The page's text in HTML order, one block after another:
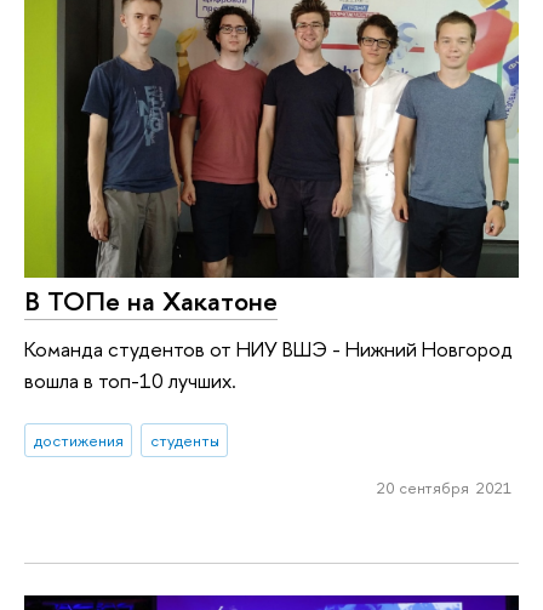
В ТОПе на Хакатоне
Команда студентов от НИУ ВШЭ - Нижний Новгород
вошла в топ-10 лучших.
достижения студенты
20 сентября 2021